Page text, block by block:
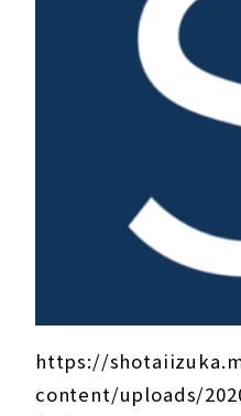
https://
content/uploads/